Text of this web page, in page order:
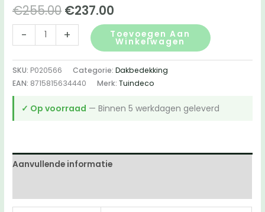
€255.00 Oorspronkelijke
prijs
€255.00.
€237.00
prijs
is:
€237.00.
-
3
-
EPDM
3400x3150mm
incl.
zijdige
+ Toevoegen Aan
Winkelwagen
SKU: P020566 Categorie:Dakbedekking
EAN: 8715815634440 Merk:Tuindeco
✓ Op voorraad — Binnen 5 werkdagen geleverd
Aanvullende informatie